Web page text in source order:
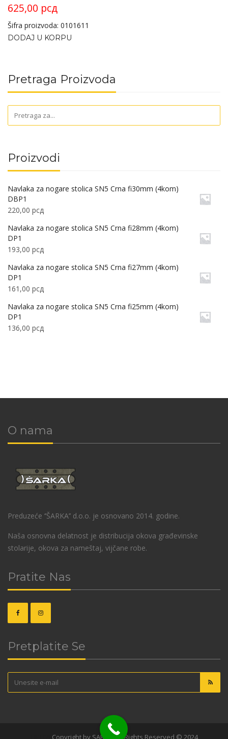
625,00 рсд
Šifra proizvoda: 0101611
DODAJ U KORPU
Pretraga Proizvoda
Proizvodi
Navlaka za nogare stolica SN5 Crna fi30mm (4kom)
DBP1
220,00 рсд
Navlaka za nogare stolica SN5 Crna fi28mm (4kom)
DP1
193,00 рсд
Navlaka za nogare stolica SN5 Crna fi27mm (4kom)
DP1
161,00 рсд
Navlaka za nogare stolica SN5 Crna fi25mm (4kom)
DP1
136,00 рсд
O nama
Preduzeće ‘’ŠARKA’’ d.o.o. je osnovano 2014. godine.
Naša osnovna delatnost je distribucija okova građevinske
stolarije, okova za nameštaj, vijčane robe.
Pratite Nas
Pretplatite Se
Copyright by SARKA. All Rights Reserved © 2024